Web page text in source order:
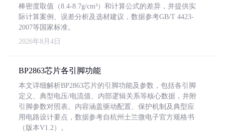
棒密度取值（8.4-8.7g/cm³）和计算公式的差异，并提供实
际计算案例、误差分析及选材建议，数据参考GB/T 4423-
2007等国家标准。
2026年8月4日
BP2863芯片各引脚功能
本文详细解析BP2863芯片的引脚功能及参数，包括各引脚
定义、典型电压/电流值、内部逻辑关系等核心数据，并附
引脚参数对照表。内容涵盖驱动配置、保护机制及典型应
用电路设计要点，数据参考自杭州士兰微电子官方规格书
（版本V1.2）。